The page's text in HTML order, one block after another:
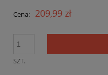
Cena: 209,99 zł
SZT.